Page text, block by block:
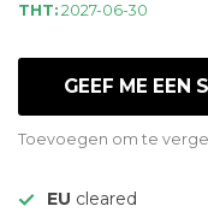
THT: 2027-06-30
GEEF ME EEN
Toevoegen om te
EU cleared